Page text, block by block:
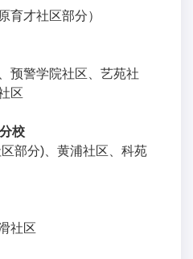
育才社区部分）
预警学院社区、艺苑社
区
校
部分)、黄浦社区、科苑
社区